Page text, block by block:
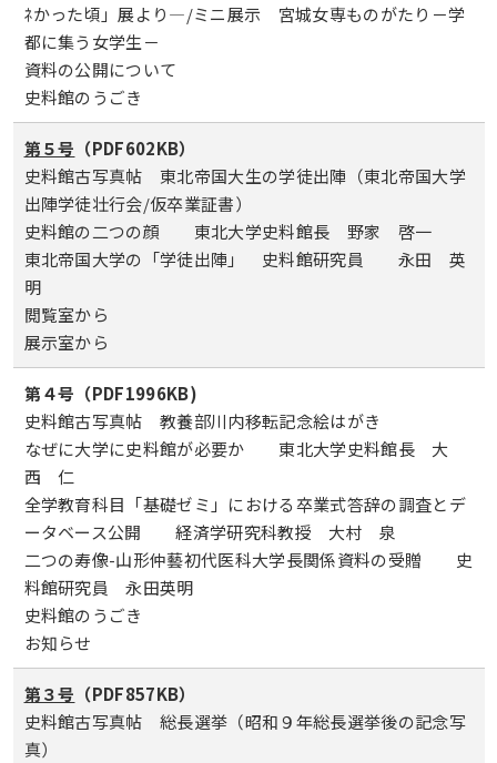
ﾈかった頃」展より―/ミニ展示 宮城女専ものがたり－学
都に集う女学生－
資料の公開について
史料館のうごき
第５号 （PDF602KB）
史料館古写真帖 東北帝国大生の学徒出陣（東北帝国大学
出陣学徒壮行会/仮卒業証書）
史料館の二つの顔 東北大学史料館長 野家 啓一
東北帝国大学の「学徒出陣」 史料館研究員 永田 英
明
閲覧室から
展示室から
第４号（PDF1996KB)
史料館古写真帖 教養部川内移転記念絵はがき
なぜに大学に史料館が必要か 東北大学史料館長 大
西 仁
全学教育科目「基礎ゼミ」における卒業式答辞の調査とデ
ータベース公開 経済学研究科教授 大村 泉
二つの寿像-山形仲藝初代医科大学長関係資料の受贈 史
料館研究員 永田英明
史料館のうごき
お知らせ
第３号 （PDF857KB）
史料館古写真帖 総長選挙（昭和９年総長選挙後の記念写
真）